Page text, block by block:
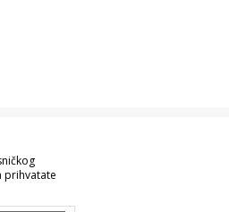
broj
prihvatate